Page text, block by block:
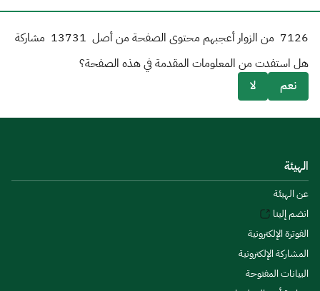
7126 من الزوار أعجبهم محتوى الصفحة من أصل 13731 مشاركة
هل استفدت من المعلومات المقدمة في هذه الصفحة؟
نعم
لا
الهيئة
عن الهيئة
انضم إلينا
الفوترة الإلكترونية
المشاركة الإلكترونية
البيانات المفتوحة